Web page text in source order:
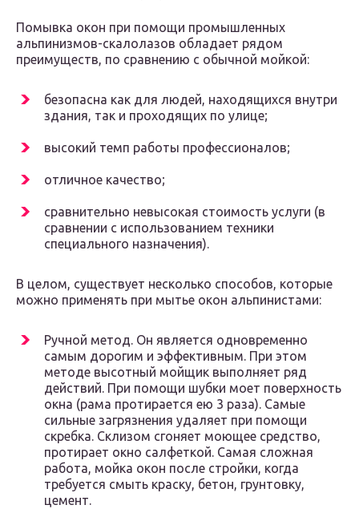
Помывка окон при помощи промышленных
альпинизмов-скалолазов обладает рядом
преимуществ, по сравнению с обычной мойкой:
безопасна как для людей, находящихся внутри
здания, так и проходящих по улице;
высокий темп работы профессионалов;
отличное качество;
сравнительно невысокая стоимость услуги (в
сравнении с использованием техники
специального назначения).
В целом, существует несколько способов, которые
можно применять при мытье окон альпинистами:
Ручной метод. Он является одновременно
самым дорогим и эффективным. При этом
методе высотный мойщик выполняет ряд
действий. При помощи шубки моет поверхность
окна (рама протирается ею 3 раза). Самые
сильные загрязнения удаляет при помощи
скребка. Склизом сгоняет моющее средство,
протирает окно салфеткой. Самая сложная
работа, мойка окон после стройки, когда
требуется смыть краску, бетон, грунтовку,
цемент.